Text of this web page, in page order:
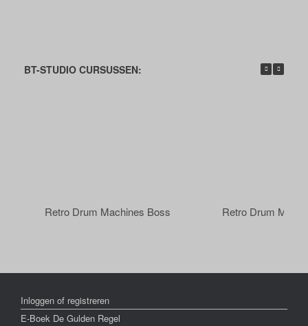
BT-STUDIO CURSUSSEN:
Retro Drum Machines Boss Retro Drum
Inloggen of registreren
E-Boek De Gulden Regel